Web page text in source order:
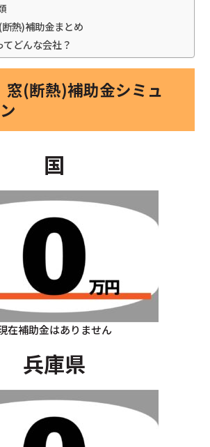
熱)補助金まとめ
どんな会社？
窓(断熱)補助金シミュ
国
在補助金はありません
兵庫県